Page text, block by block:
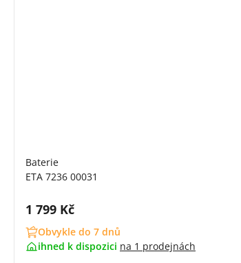
Baterie
ETA 7236 00031
Cena s DPH:
1 799 Kč
Obvykle do 7 dnů
ihned k dispozici na 1 prodejnách